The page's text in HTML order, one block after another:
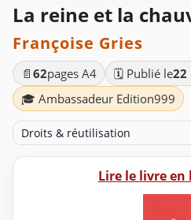
La reine et la
Françoise Gries
📄 62pages A4 🗓️ Publié le22
🎓 Ambassadeur Edition999
Droits & réutilisation
Lire le livre en